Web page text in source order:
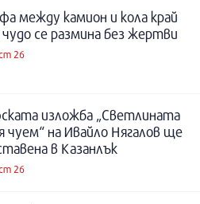
между камион и кола край
се размина без жертви
26
изложба „Светлината
чуем“ на Ивайло Нягалов ще
в Казанлък
26